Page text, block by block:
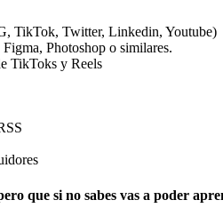
TikTok, Twitter, Linkedin, Youtube)
Photoshop o similares.
TikToks y Reels
que si no sabes vas a poder